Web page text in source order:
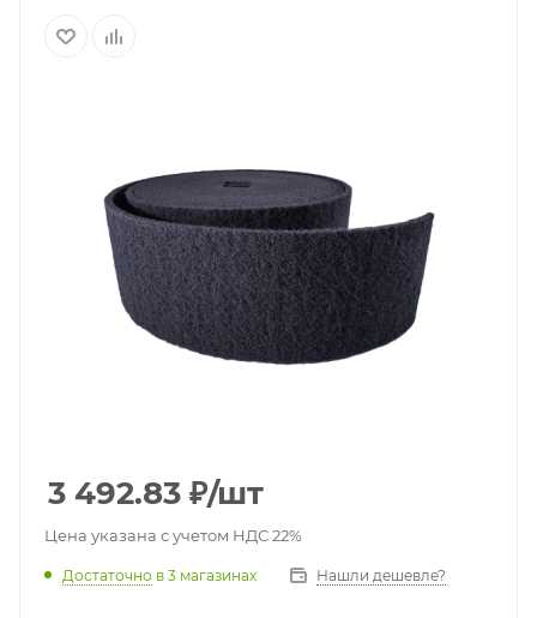
3 492.83 ₽/шт
Цена указана с учетом НДС 22%
Достаточно в 3 магазинах Нашли дешевле?